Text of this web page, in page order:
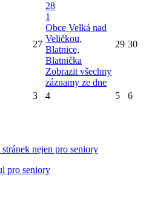
27
28
1
Obce Velká nad
Veličkou,
Blatnice,
Blatnička
Zobrazit všechny
záznamy ze dne
29 30
3 4 5 6
nejen pro seniory